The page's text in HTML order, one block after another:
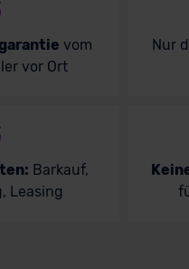
vom
vor Ort
Nur
Barkauf,
Leasing